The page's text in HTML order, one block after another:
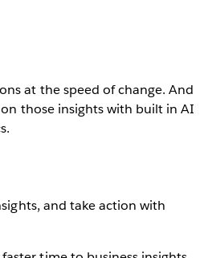
at the speed of change. And
those insights with built in AI
and take action with